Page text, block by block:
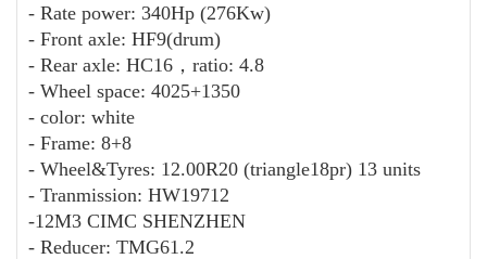
- Rate power: 340Hp (276Kw)
- Front axle: HF9(drum)
- Rear axle: HC16，ratio: 4.8
- Wheel space: 4025+1350
- color: white
- Frame: 8+8
- Wheel&Tyres: 12.00R20 (triangle18pr) 13 units
- Tranmission: HW19712
-12M3 CIMC SHENZHEN
- Reducer: TMG61.2